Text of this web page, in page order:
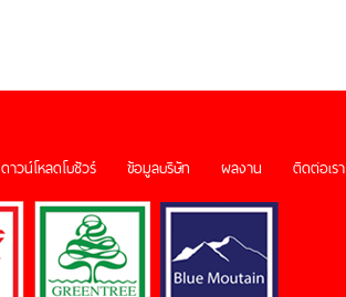
ดาวน์โหลดโบชัวร์ ข้อมูลบริษัท ผลงาน ติดต่อเรา